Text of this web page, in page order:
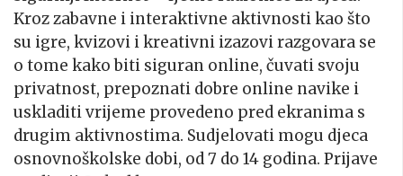
Kroz zabavne i interaktivne aktivnosti kao što
su igre, kvizovi i kreativni izazovi razgovara se
o tome kako biti siguran online, čuvati svoju
privatnost, prepoznati dobre online navike i
uskladiti vrijeme provedeno pred ekranima s
drugim aktivnostima. Sudjelovati mogu djeca
osnovnoškolske dobi, od 7 do 14 godina. Prijave